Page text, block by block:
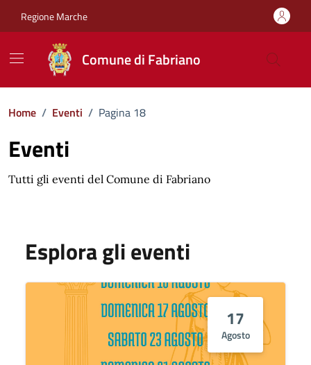
Regione Marche
Comune di Fabriano
Home / Eventi / Pagina 18
Eventi
Tutti gli eventi del Comune di Fabriano
Esplora gli eventi
17
Agosto